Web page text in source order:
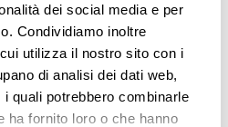
dei social media e per
Condividiamo inoltre
utilizza il nostro sito con i
di analisi dei dati web,
quali potrebbero combinarle
ha fornito loro o che hanno
processo di change
di un’organizzazione,
degli errori lungo il
è importante esserne